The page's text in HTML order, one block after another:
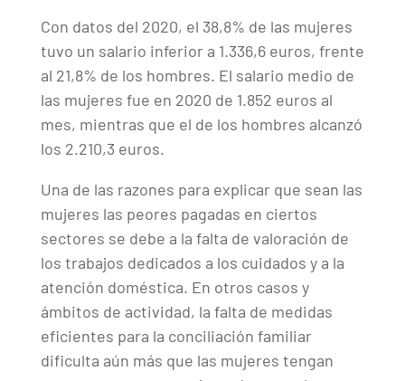
Con datos del 2020, el 38,8% de las mujeres
tuvo un salario inferior a 1.336,6 euros, frente
al 21,8% de los hombres. El salario medio de
las mujeres fue en 2020 de 1.852 euros al
mes, mientras que el de los hombres alcanzó
los 2.210,3 euros.
Una de las razones para explicar que sean las
mujeres las peores pagadas en ciertos
sectores se debe a la falta de valoración de
los trabajos dedicados a los cuidados y a la
atención doméstica. En otros casos y
ámbitos de actividad, la falta de medidas
eficientes para la conciliación familiar
dificulta aún más que las mujeres tengan